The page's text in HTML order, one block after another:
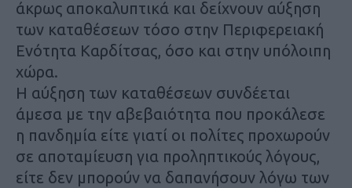
άκρως αποκαλυπτικά και δείχνουν αύξηση
των καταθέσεων τόσο στην Περιφερειακή
Ενότητα Καρδίτσας, όσο και στην υπόλοιπη
χώρα.
Η αύξηση των καταθέσεων συνδέεται
άμεσα με την αβεβαιότητα που προκάλεσε
η πανδημία είτε γιατί οι πολίτες προχωρούν
σε αποταμίευση για προληπτικούς λόγους,
είτε δεν μπορούν να δαπανήσουν λόγω των